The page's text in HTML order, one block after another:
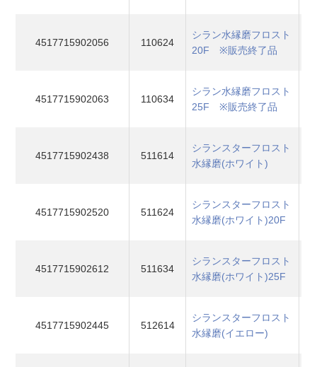
4517715902056 110624
シラン水縁磨フロスト
20F ※販売終了品
4517715902063 110634
シラン水縁磨フロスト
25F ※販売終了品
4517715902438 511614
シランスターフロスト
水縁磨(ホワイト)
4517715902520 511624
シランスターフロスト
水縁磨(ホワイト)20F
4517715902612 511634
シランスターフロスト
水縁磨(ホワイト)25F
4517715902445 512614
シランスターフロスト
水縁磨(イエロー)